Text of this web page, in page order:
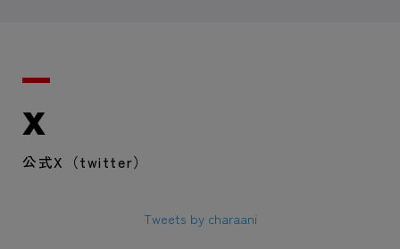
X
公式X（twitter）
Tweets by charaani